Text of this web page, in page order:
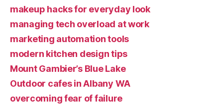
makeup hacks for everyday look
managing tech overload at work
marketing automation tools
modern kitchen design tips
Mount Gambier’s Blue Lake
Outdoor cafes in Albany WA
overcoming fear of failure